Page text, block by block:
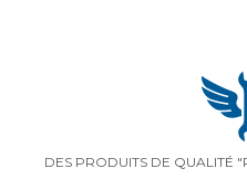
DES PRODUITS DE QUALITÉ